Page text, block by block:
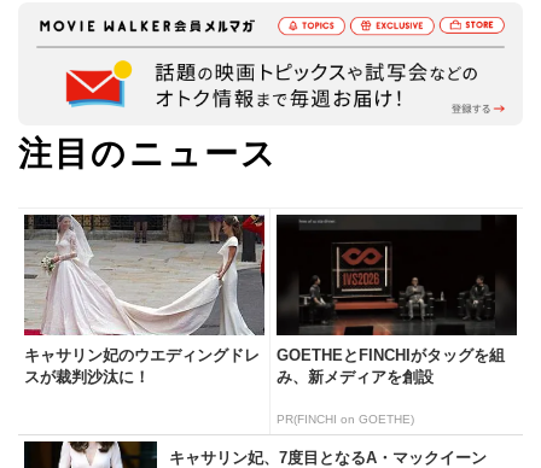
注目のニュース
キャサリン妃のウエディングドレ
スが裁判沙汰に！
GOETHEとFINCHIがタッグを組
み、新メディアを創設
PR(FINCHI on GOETHE)
キャサリン妃、7度目となるA・マックイーン